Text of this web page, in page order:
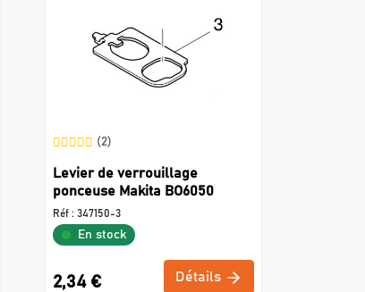
(2)
Levier de verrouillage
ponceuse Makita BO6050
Réf : 347150-3
En stock
2,34 € Détails